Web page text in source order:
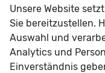
SEAT Ibiza
Unsere Website
Sie bereitzustellen.
Auswahl und
Analytics und
Einverständnis